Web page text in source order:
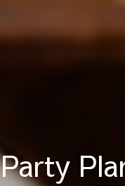
Party